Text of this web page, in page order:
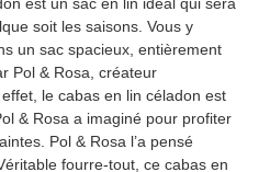
soit les saisons. Vous y
un sac spacieux, entièrement
Pol & Rosa, créateur
le cabas en lin céladon est
& Rosa a imaginé pour profiter
Pol & Rosa l’a pensé
fourre-tout, ce cabas en